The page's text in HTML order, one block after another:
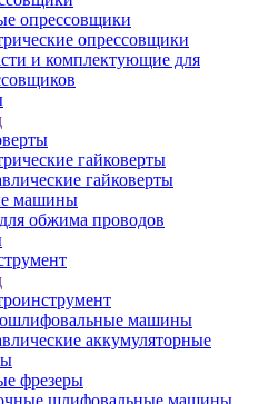
опрессовщики
опрессовщики
и комплектующие для
гайковерты
гайковерты
машины
обжима проводов
машины
аккумуляторные
фрезеры
шлифовальные машины